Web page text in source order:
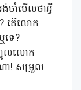
ចាំមើលថាអ្វី
? តើលោក
េ?
ចូលលោក
ា! សម្រួល